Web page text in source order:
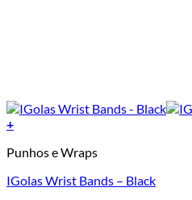
+
Punhos e Wraps
IGolas Wrist Bands – Black